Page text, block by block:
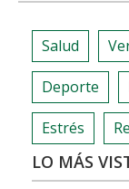
Salud
Deporte
Estrés
LO MÁS